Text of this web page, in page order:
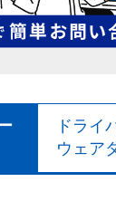
ドライ
ウェア